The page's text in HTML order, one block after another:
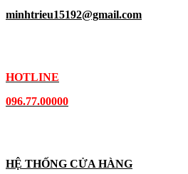
minhtrieu15192@gmail.com
HOTLINE
096.77.00000
HỆ THỐNG CỬA HÀNG